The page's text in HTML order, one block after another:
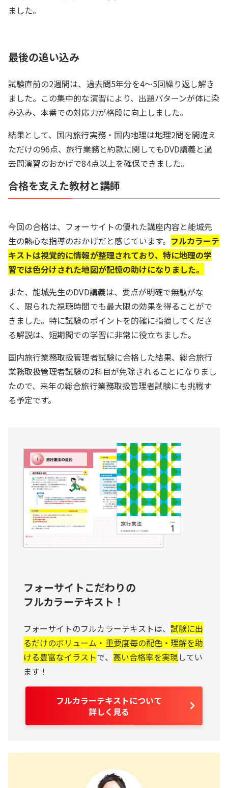
ました。
最後の追い込み
試験直前の2週間は、過去問5年分を4～5回繰り返し解き
ました。この集中的な演習により、出題パターンが体に染
み込み、本番での対応力が格段に向上しました。
結果として、国内旅行実務・国内地理は地理2問を間違え
ただけの96点、旅行業務と約款に関してもDVD講義と過
去問演習のおかげで84点以上を確保できました。
合格を支えた教材と講師
今回の合格は、フォーサイトの優れた講座内容と能城先
生の熱心な指導のおかげだと感じています。 フルカラーテ
キストは視覚的に情報が整理されており、特に地理の学
習では色分けされた地図が記憶の助けになりました。
また、能城先生のDVD講義は、要点が明確で無駄がな
く、限られた視聴時間でも最大限の効果を得ることがで
きました。特に試験のポイントを的確に指摘してくださ
る解説は、短期間での学習に非常に役立ちました。
国内旅行業務取扱管理者試験に合格した結果、総合旅行
業務取扱管理者試験の2科目が免除されることになりまし
たので、来年の総合旅行業務取扱管理者試験にも挑戦す
る予定です。
フォーサイトこだわりの
フルカラーテキスト！
フォーサイトのフルカラーテキストは、 試験に出
るだけのボリューム・重要度毎の配色・理解を助
ける豊富なイラストで、 高い合格率を実現 してい
ます！
フルカラーテキストについて
詳しく見る